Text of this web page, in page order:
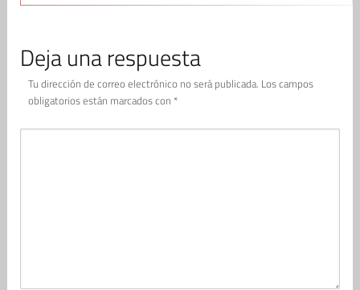
Deja una respuesta
Tu dirección de correo electrónico no será publicada. Los campos
obligatorios están marcados con *